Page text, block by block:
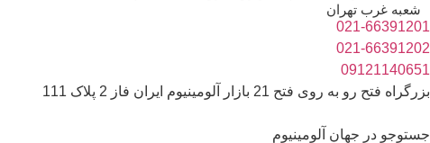
شعبه غرب تهران
021-66391201
021-66391202
09121140651
بزرگراه فتح رو به روی فتح 21 بازار آلومینیوم ایران فاز 2 پلاک 111
جستوجو در جهان آلومینیوم